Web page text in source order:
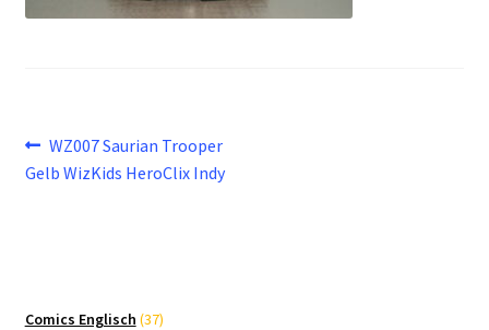
Beitragsnavigation
Vorheriger
Beitrag:
WZ007 Saurian Trooper
Gelb WizKids HeroClix Indy
Comics Englisch 3737